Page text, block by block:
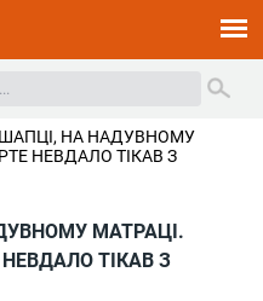
НА НАДУВНОМУ
НЕВДАЛО ТІКАВ З
МАТРАЦІ.
ТІКАВ З